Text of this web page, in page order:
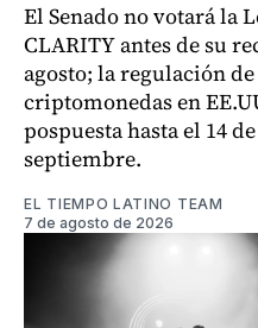
El Senado no votará la
CLARITY antes de su
agosto; la regulación
criptomonedas en
pospuesta hasta el 14 de
septiembre.
EL TIEMPO LATINO TEAM
7 de agosto de 2026